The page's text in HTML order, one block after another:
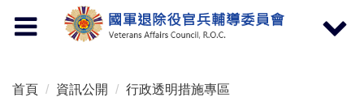
Toggle
navigation
Toggle
首頁 資訊公開 行政透明措施專區